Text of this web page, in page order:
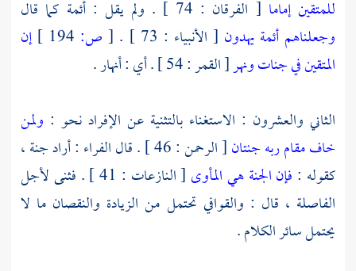
للمتقين إماما [ الفرقان : 74 ] . ولم يقل : أئمة كما قال
وجعلناهم أئمة يهدون [ الأنبياء : 73 ] . [ ص:
إن
المتقين في جنات ونهر[ القمر : 54 ] . أي : أنهار .
الثاني والعشرون : الاستغناء بالتثنية عن الإفراد نحو : ولمن
خاف مقام ربه جنتان[ الرحمن : 46 ] . قال الفراء : أراد جنة ،
كقوله : فإن الجنة هي المأوى
[ النازعات : 41 ] . فثنى لأجل
الفاصلة ، قال : والقوافي تحتمل من الزيادة والنقصان ما لا
يحتمل سائر الكلام .